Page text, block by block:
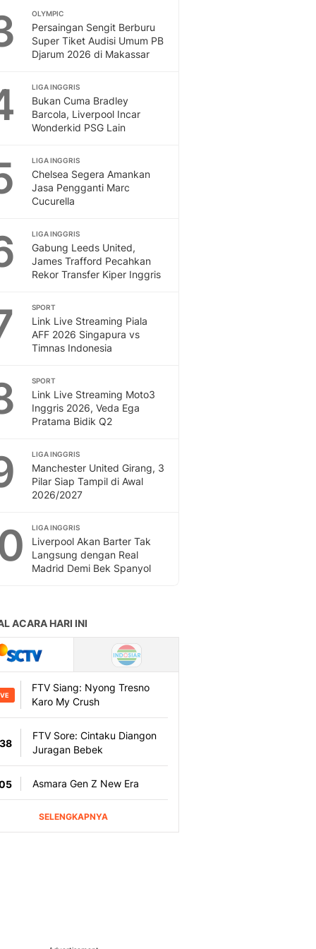
OLYMPIC
Persaingan Sengit Berburu
Super Tiket Audisi Umum PB
Djarum 2026 di Makassar
LIGA INGGRIS
Bukan Cuma Bradley
Barcola, Liverpool Incar
Wonderkid PSG Lain
LIGA INGGRIS
Chelsea Segera Amankan
Jasa Pengganti Marc
Cucurella
LIGA INGGRIS
Gabung Leeds United,
James Trafford Pecahkan
Rekor Transfer Kiper Inggris
SPORT
Link Live Streaming Piala
AFF 2026 Singapura vs
Timnas Indonesia
SPORT
Link Live Streaming Moto3
Inggris 2026, Veda Ega
Pratama Bidik Q2
LIGA INGGRIS
Manchester United Girang, 3
Pilar Siap Tampil di Awal
2026/2027
LIGA INGGRIS
Liverpool Akan Barter Tak
Langsung dengan Real
Madrid Demi Bek Spanyol